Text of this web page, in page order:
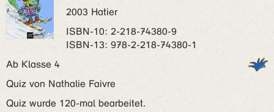
2003 Hatier
ISBN‑10: 2-218-74380-9
ISBN‑13: 978-2-218-74380-1
Ab Klasse 4
Quiz von Nathalie Faivre
Quiz wurde 120-mal bearbeitet.